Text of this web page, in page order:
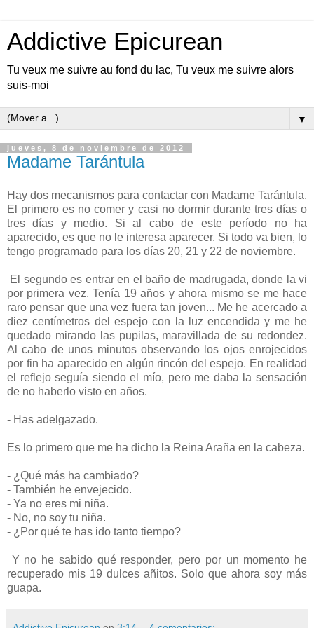
Addictive Epicurean
Tu veux me suivre au fond du lac, Tu veux me suivre alors
suis-moi
▼
jueves, 8 de noviembre de 2012
Madame Tarántula
Hay dos mecanismos para contactar con Madame Tarántula.
El primero es no comer y casi no dormir durante tres días o
tres días y medio. Si al cabo de este período no ha
aparecido, es que no le interesa aparecer. Si todo va bien, lo
tengo programado para los días 20, 21 y 22 de noviembre.
El segundo es entrar en el baño de madrugada, donde la vi
por primera vez. Tenía 19 años y ahora mismo se me hace
raro pensar que una vez fuera tan joven... Me he acercado a
diez centímetros del espejo con la luz encendida y me he
quedado mirando las pupilas, maravillada de su redondez.
Al cabo de unos minutos observando los ojos enrojecidos
por fin ha aparecido en algún rincón del espejo. En realidad
el reflejo seguía siendo el mío, pero me daba la sensación
de no haberlo visto en años.
- Has adelgazado.
Es lo primero que me ha dicho la Reina Araña en la cabeza.
- ¿Qué más ha cambiado?
- También he envejecido.
- Ya no eres mi niña.
- No, no soy tu niña.
- ¿Por qué te has ido tanto tiempo?
Y no he sabido qué responder, pero por un momento he
recuperado mis 19 dulces añitos. Solo que ahora soy más
guapa.